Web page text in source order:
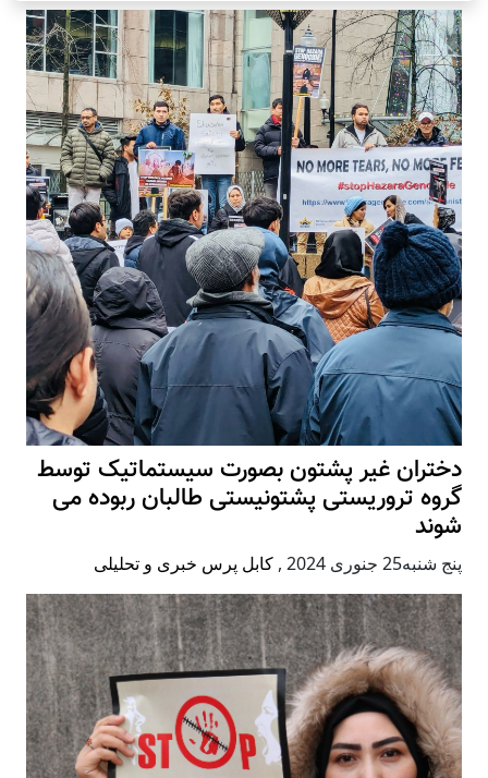
دختران غیر پشتون بصورت سیستماتیک توسط
گروه تروریستی پشتونیستی طالبان ربوده می
شوند
پنج شنبه25 جنوری 2024 , کابل پرس خبری و تحلیلی